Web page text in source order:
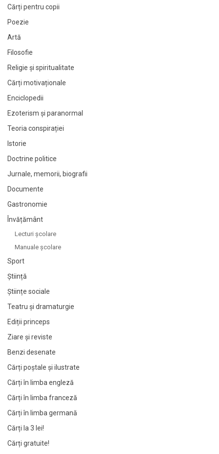
Cărți pentru copii
Poezie
Artă
Filosofie
Religie și spiritualitate
Cărți motivaționale
Enciclopedii
Ezoterism și paranormal
Teoria conspirației
Istorie
Doctrine politice
Jurnale, memorii, biografii
Documente
Gastronomie
Învățământ
Lecturi şcolare
Manuale şcolare
Sport
Știință
Științe sociale
Teatru și dramaturgie
Ediții princeps
Ziare şi reviste
Benzi desenate
Cărți poștale și ilustrate
Cărți în limba engleză
Cărți în limba franceză
Cărți în limba germană
Cărți la 3 lei!
Cărți gratuite!